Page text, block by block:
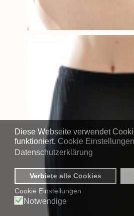
Diese Webseite verwendet
funktioniert. Cookie Einstellungen
Datenschutzerklärung
Verbiete alle Cookies
Cookie Einstellungen
Notwendige